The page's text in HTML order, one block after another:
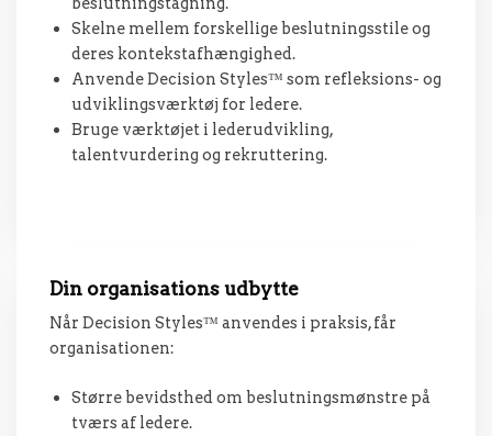
Skelne mellem forskellige beslutningsstile og
deres kontekstafhængighed.
Anvende Decision Styles™ som refleksions- og
udviklingsværktøj for ledere.
Bruge værktøjet i lederudvikling,
talentvurdering og rekruttering.
Din organisations udbytte
Når Decision Styles™ anvendes i praksis, får
organisationen:
Større bevidsthed om beslutningsmønstre på
tværs af ledere.